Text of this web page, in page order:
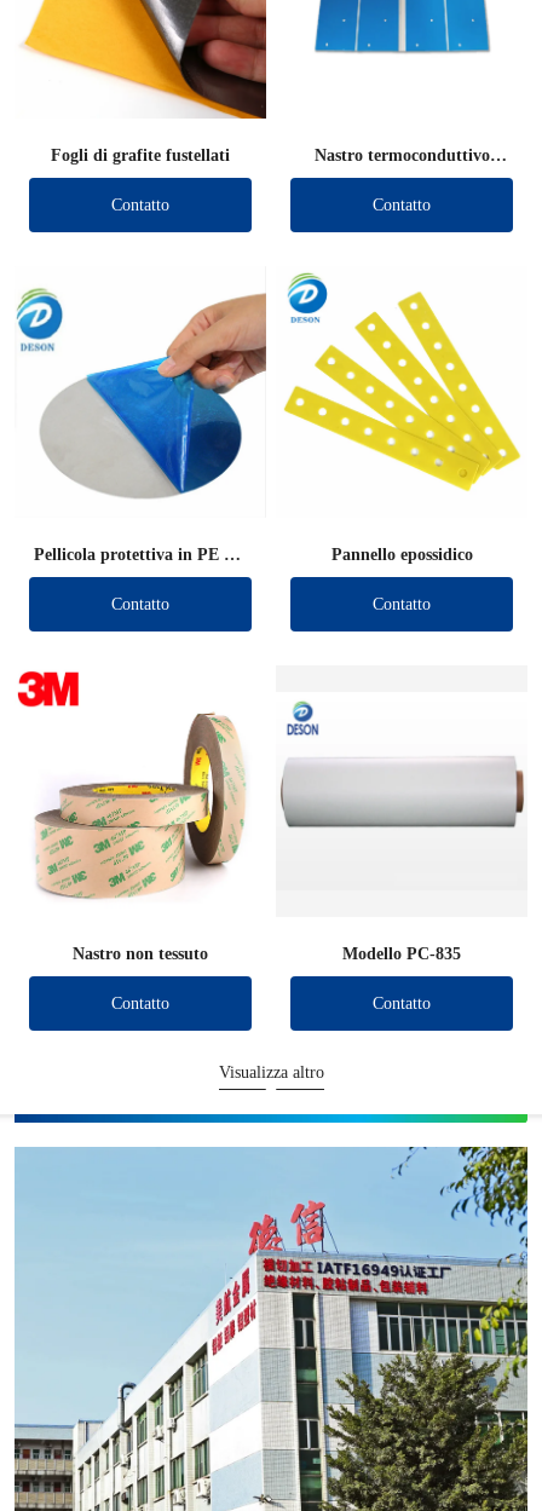
Fogli di grafite fustellati
Contatto
Nastro termoconduttivo
fustellato
Contatto
Pellicola protettiva in PE Die
Cut
Contatto
Pannello epossidico
Contatto
Nastro non tessuto
Contatto
Modello PC-835
Contatto
Visualizza altro